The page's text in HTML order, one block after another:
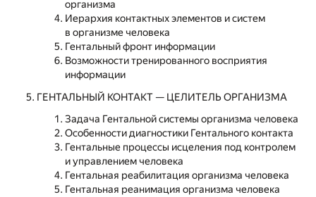
организма
Иерархия контактных элементов и систем
в организме человека
Гентальный фронт информации
Возможности тренированного восприятия
информации
ГЕНТАЛЬНЫЙ КОНТАКТ — ЦЕЛИТЕЛЬ ОРГАНИЗМА
Задача Гентальной системы организма человека
Особенности диагностики Гентального контакта
Гентальные процессы исцеления под контролем
и управлением человека
Гентальная реабилитация организма человека
Гентальная реанимация организма человека